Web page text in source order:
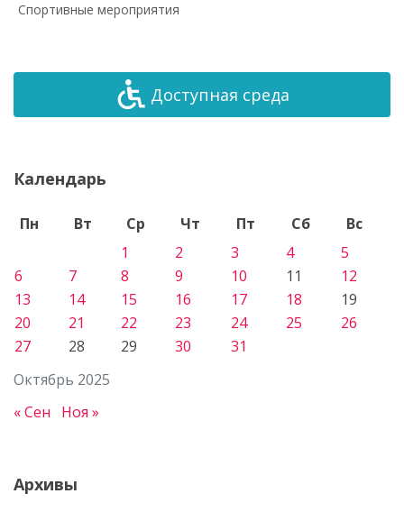
Спортивные мероприятия
Доступная среда
Календарь
Октябрь 2025
Пн Вт Ср Чт Пт Сб
Вс
1
2 3 4
5
6
7 8 9 10 11
12
13
14 15 16 17 18
19
20
21 22 23 24 25
26
27
28 29 30 31
« Сен Ноя »
Архивы